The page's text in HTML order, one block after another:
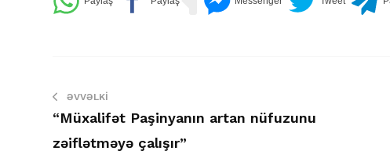
ƏVVƏLKI
“Müxalifət Paşinyanın artan nüfuzunu
zəiflətməyə çalışır”